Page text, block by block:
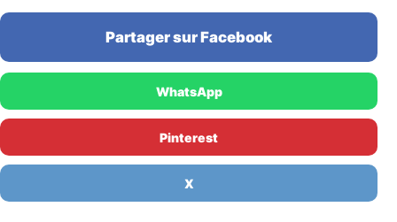
Partager sur Facebook
WhatsApp
Pinterest
X